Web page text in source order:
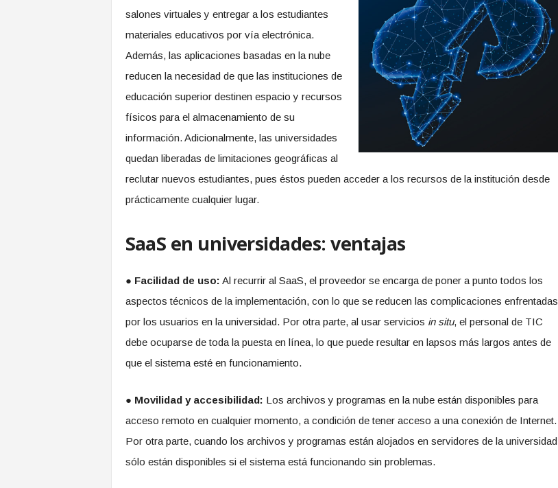
salones virtuales y entregar a los estudiantes
materiales educativos por vía electrónica.
Además, las aplicaciones basadas en la nube
reducen la necesidad de que las instituciones de
educación superior destinen espacio y recursos
físicos para el almacenamiento de su
información. Adicionalmente, las universidades
quedan liberadas de limitaciones geográficas al
reclutar nuevos estudiantes, pues éstos pueden acceder a los recursos de la institución desde
prácticamente cualquier lugar.
SaaS en universidades: ventajas
● Facilidad de uso: Al recurrir al SaaS, el proveedor se encarga de poner a punto todos los
aspectos técnicos de la implementación, con lo que se reducen las complicaciones enfrentadas
por los usuarios en la universidad. Por otra parte, al usar servicios in situ, el personal de TIC
debe ocuparse de toda la puesta en línea, lo que puede resultar en lapsos más largos antes de
que el sistema esté en funcionamiento.
● Movilidad y accesibilidad: Los archivos y programas en la nube están disponibles para
acceso remoto en cualquier momento, a condición de tener acceso a una conexión de Internet.
Por otra parte, cuando los archivos y programas están alojados en servidores de la universidad
sólo están disponibles si el sistema está funcionando sin problemas.